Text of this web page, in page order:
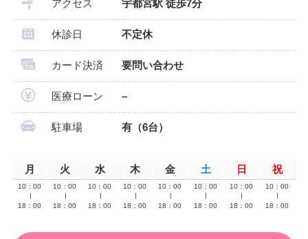
アクセス 宇都宮駅 徒歩7分
休診日 不定休
カード決済 要問い合わせ
医療ローン –
駐車場 有（6台）
月 火 水 木 金 土 日 祝
10：00
18：00
10：00
18：00
10：00
18：00
10：00
18：00
10：00
18：00
10：00
18：00
10：00
18：00
10：00
18：00